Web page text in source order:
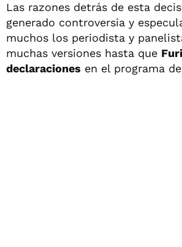
Las razones detrás de esta
generado controversia y
muchos los periodista y
muchas versiones hasta que
declaraciones en el programa